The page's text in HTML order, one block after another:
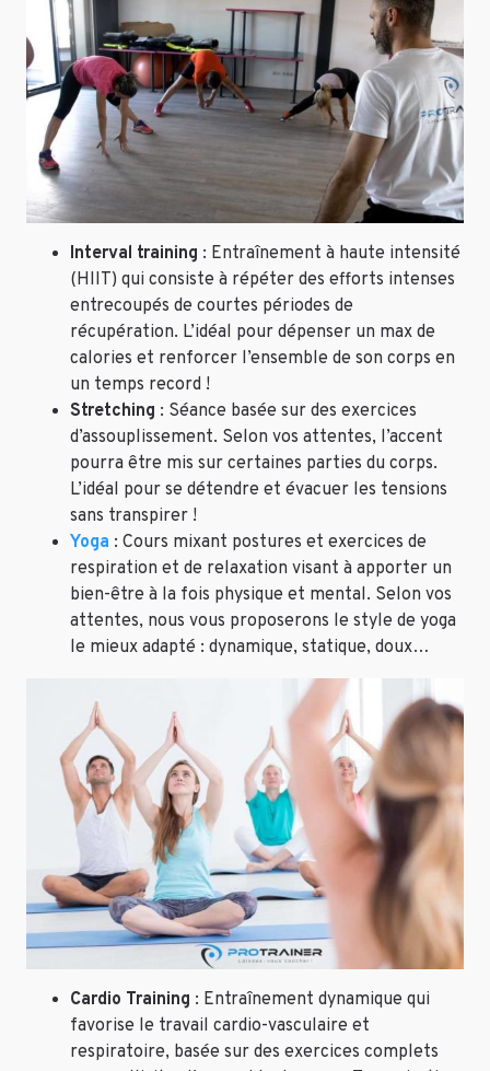
Interval training : Entraînement à haute intensité
(HIIT) qui consiste à répéter des efforts intenses
entrecoupés de courtes périodes de
récupération. L’idéal pour dépenser un max de
calories et renforcer l’ensemble de son corps en
un temps record !
Stretching : Séance basée sur des exercices
d’assouplissement. Selon vos attentes, l’accent
pourra être mis sur certaines parties du corps.
L’idéal pour se détendre et évacuer les tensions
sans transpirer !
Yoga : Cours mixant postures et exercices de
respiration et de relaxation visant à apporter un
bien-être à la fois physique et mental. Selon vos
attentes, nous vous proposerons le style de yoga
le mieux adapté : dynamique, statique, doux…
Cardio Training : Entraînement dynamique qui
favorise le travail cardio-vasculaire et
respiratoire, basée sur des exercices complets